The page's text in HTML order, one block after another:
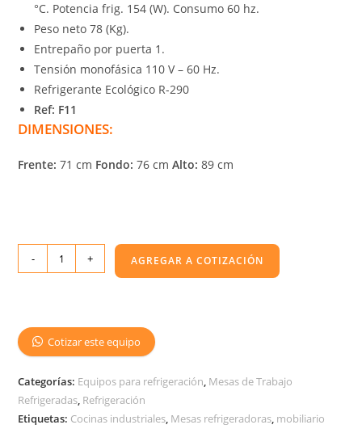
°C. Potencia frig. 154 (W). Consumo 60 hz.
Peso neto 78 (Kg).
Entrepaño por puerta 1.
Tensión monofásica 110 V – 60 Hz.
Refrigerante Ecológico R-290
Ref: F11
DIMENSIONES:
Frente: 71 cm Fondo: 76 cmAlto: 89 cm
- + AGREGAR A COTIZACIÓN
Cotizar este equipo
Categorías: Equipos para refrigeración, Mesas de Trabajo
Refrigeradas, Refrigeración
Etiquetas: Cocinas industriales, Mesas refrigeradoras, mobiliario